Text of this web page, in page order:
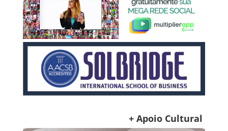
+ Apoio Cultural